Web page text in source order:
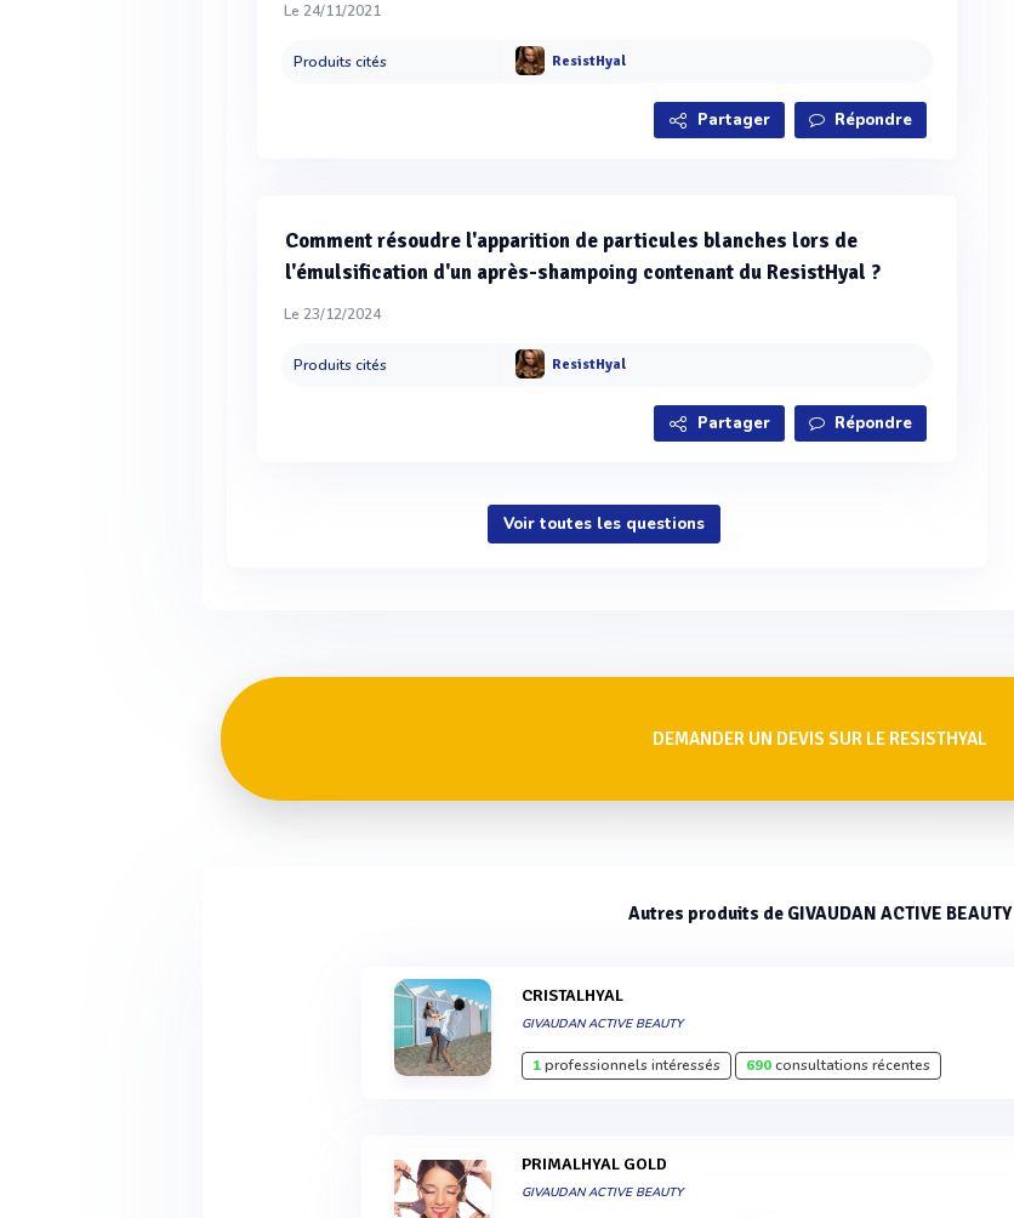
Le 24/11/2021
Produits cités ResistHyal
Partager Répondre
Comment résoudre l'apparition de particules blanches lors de
l'émulsification d'un après-shampoing contenant du ResistHyal ?
Le 23/12/2024
Produits cités ResistHyal
Partager Répondre
Voir toutes les questions
DEMANDER UN DEVIS SUR LE RESISTHYAL
Autres produits de GIVAUDAN ACTIVE BEAUTY
CRISTALHYAL
GIVAUDAN ACTIVE BEAUTY
1professionnels intéressés 690consultations récentes
PRIMALHYAL GOLD
GIVAUDAN ACTIVE BEAUTY